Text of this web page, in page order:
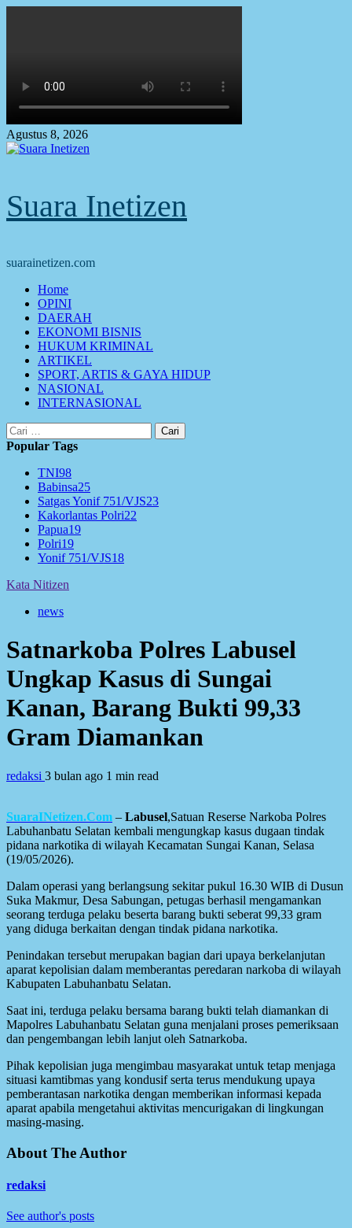
Agustus 8, 2026
Suara Inetizen
suarainetizen.com
Primary
Menu
Home
OPINI
DAERAH
EKONOMI BISNIS
HUKUM KRIMINAL
ARTIKEL
SPORT, ARTIS & GAYA HIDUP
NASIONAL
INTERNASIONAL
Cari
untuk:
Popular Tags
TNI98
Babinsa25
Satgas Yonif 751/VJS23
Kakorlantas Polri22
Papua19
Polri19
Yonif 751/VJS18
Kata Nitizen
news
Satnarkoba Polres Labusel
Ungkap Kasus di Sungai
Kanan, Barang Bukti 99,33
Gram Diamankan
redaksi 3 bulan ago 1 min read
SuaraINetizen.Com – Labusel,Satuan Reserse Narkoba Polres
Labuhanbatu Selatan kembali mengungkap kasus dugaan tindak
pidana narkotika di wilayah Kecamatan Sungai Kanan, Selasa
(19/05/2026).
Dalam operasi yang berlangsung sekitar pukul 16.30 WIB di Dusun
Suka Makmur, Desa Sabungan, petugas berhasil mengamankan
seorang terduga pelaku beserta barang bukti seberat 99,33 gram
yang diduga berkaitan dengan tindak pidana narkotika.
Penindakan tersebut merupakan bagian dari upaya berkelanjutan
aparat kepolisian dalam memberantas peredaran narkoba di wilayah
Kabupaten Labuhanbatu Selatan.
Saat ini, terduga pelaku bersama barang bukti telah diamankan di
Mapolres Labuhanbatu Selatan guna menjalani proses pemeriksaan
dan pengembangan lebih lanjut oleh Satnarkoba.
Pihak kepolisian juga mengimbau masyarakat untuk tetap menjaga
situasi kamtibmas yang kondusif serta terus mendukung upaya
pemberantasan narkotika dengan memberikan informasi kepada
aparat apabila mengetahui aktivitas mencurigakan di lingkungan
masing-masing.
About The Author
redaksi
See author's posts